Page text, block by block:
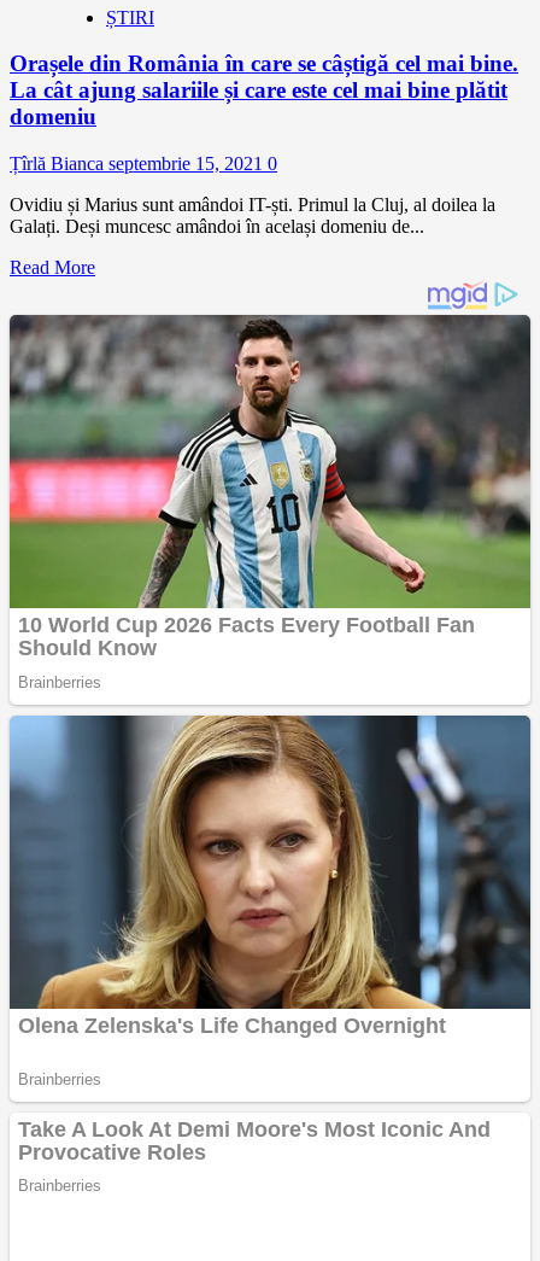
ȘTIRI
Orașele din România în care se câștigă cel mai bine.
La cât ajung salariile și care este cel mai bine plătit
domeniu
Țîrlă Bianca septembrie 15, 2021 0
Ovidiu și Marius sunt amândoi IT-ști. Primul la Cluj, al doilea la
Galați. Deși muncesc amândoi în același domeniu de...
Read More